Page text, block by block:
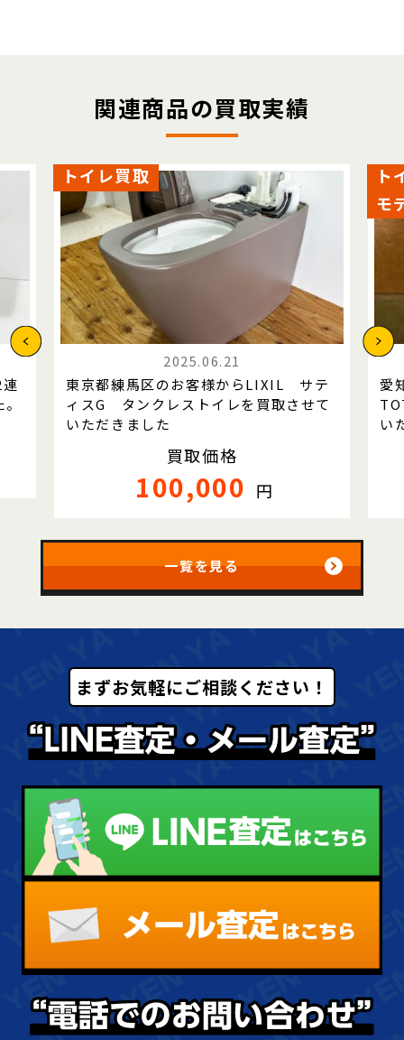
関連商品の買取実績
トイレ買取
2025.06.21
東京都練馬区のお客様からLIXIL サテ
ィスG タンクレストイレを買取させて
いただきました
買取価格
100,000 円
ト
モ
愛
い
一覧を見る
まずお気軽にご相談ください！